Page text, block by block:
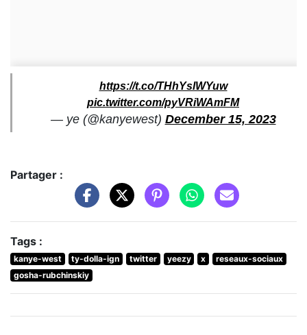
https://t.co/THhYslWYuw
pic.twitter.com/pyVRiWAmFM
— ye (@kanyewest) December 15, 2023
Partager :
Tags :
kanye-west ty-dolla-ign twitter yeezy x
reseaux-sociaux
gosha-rubchinskiy